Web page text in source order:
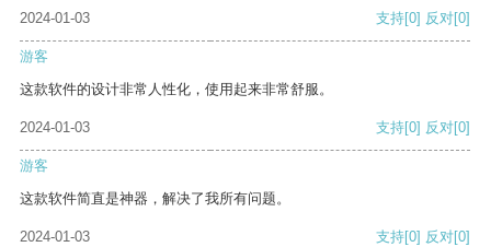
2024-01-03 支持[0] 反对[0]
游客
这款软件的设计非常人性化，使用起来非常舒服。
2024-01-03 支持[0] 反对[0]
游客
这款软件简直是神器，解决了我所有问题。
2024-01-03 支持[0] 反对[0]